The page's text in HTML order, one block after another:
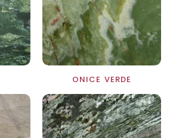
ONICE VERDE